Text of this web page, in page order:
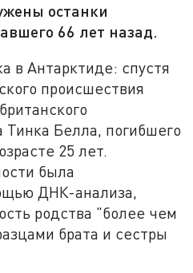
останки
66 лет назад.
в Антарктиде: спустя
происшествия
Белла, погибшего
25 лет.
была
ДНК-анализа,
родства "более чем
брата и сестры